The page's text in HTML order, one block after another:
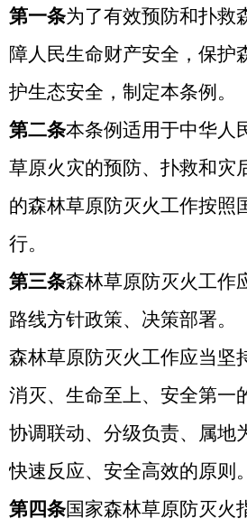
第一条为了有效预防和扑救
障人民生命财产安全，保护
护生态安全，制定本条例。
第二条本条例适用于中华人
草原火灾的预防、扑救和灾
的森林草原防灭火工作按照
行。
第三条森林草原防灭火工作
路线方针政策、决策部署。
森林草原防灭火工作应当坚
消灭、生命至上、安全第一
协调联动、分级负责、属地
快速反应、安全高效的原则。
第四条国家森林草原防灭火